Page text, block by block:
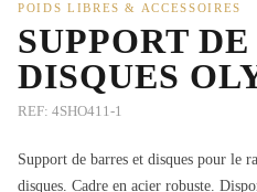
POIDS LIBRES & ACCESSOIRES
SUPPORT
DISQUES
REF: 4SHO411-1
Support de barres et disques pour le
disques. Cadre en acier robuste.